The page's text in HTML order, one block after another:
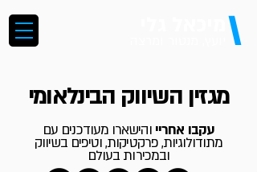
\
מגזין השיווק הבינלאומי
עקבו אחריי והישארו מעודכנים עם
מתודולוגיות, פרקטיקות, וטיפים בשיווק
ובמכירות בעולם